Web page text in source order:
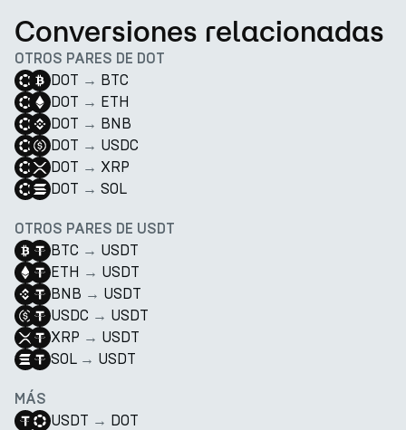
Conversiones relacionadas
OTROS PARES DE DOT
DOT → BTC
DOT → ETH
DOT → BNB
DOT → USDC
DOT → XRP
DOT → SOL
OTROS PARES DE USDT
BTC → USDT
ETH → USDT
BNB → USDT
USDC → USDT
XRP → USDT
SOL → USDT
MÁS
USDT → DOT